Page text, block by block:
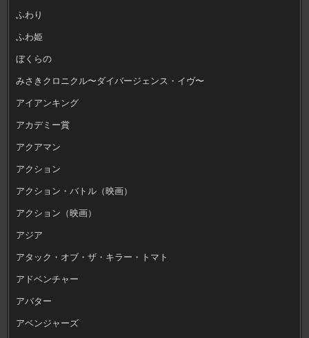
ふわり
ふわ姫
ぼくらの
みさきクロニクル〜ダイバージェンス・イヴ〜
アイアンキング
アカデミー賞
アクアマン
アクション
アクション・バトル（映画）
アクション（映画）
アジア
アタック・オブ・ザ・キラー・トマト
アドベンチャー
アバター
アベンジャーズ